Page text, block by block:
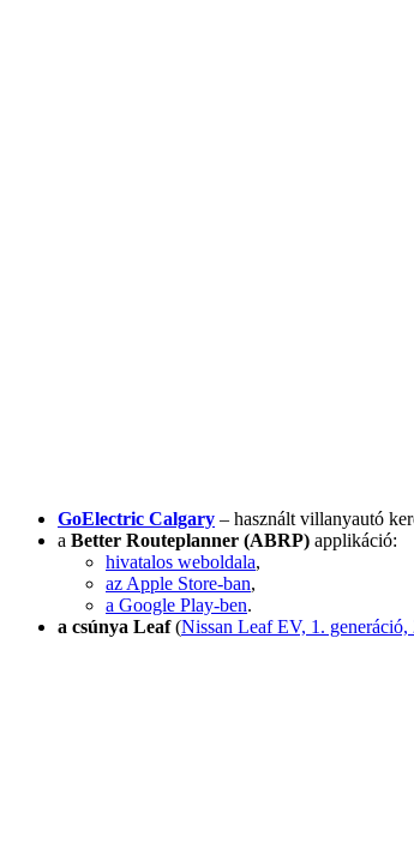
GoElectric Calgary – használt villanyautó
a Better Routeplanner (ABRP) applikáció:
hivatalos weboldala,
az Apple Store-ban,
a Google Play-ben.
a csúnya Leaf(Nissan Leaf EV, 1. generáció,